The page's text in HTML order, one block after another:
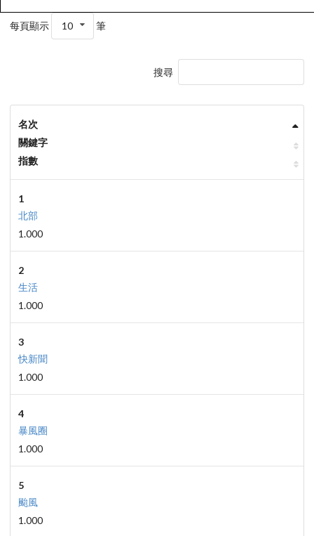
每頁顯示 10 筆
搜尋
名次
關鍵字
指數
1
北部
1.000
2
生活
1.000
3
快新聞
1.000
4
暴風圈
1.000
5
颱風
1.000